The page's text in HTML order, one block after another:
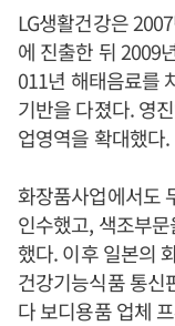
LG생활건강은
에 진출한 뒤 2009
011년 해태음료를
기반을 다졌다. 영
업영역을 확대했다.
화장품사업에서도
인수했고, 색조부
했다. 이후 일본의
건강기능식품 통신
다 보디용품 업체